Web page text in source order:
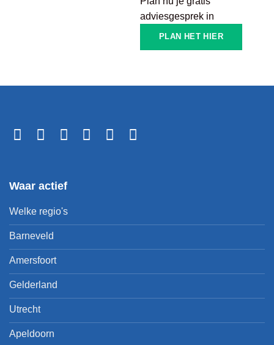
adviesgesprek in
PLAN HET HIER
Waar actief
Welke regio's
Barneveld
Amersfoort
Gelderland
Utrecht
Apeldoorn